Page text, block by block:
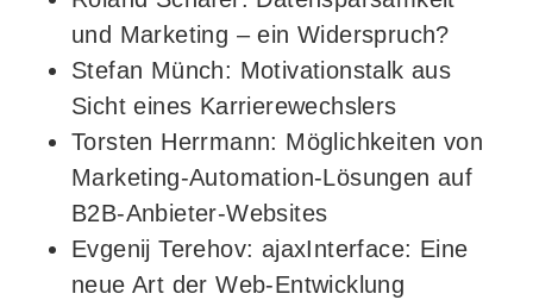
und Marketing – ein Widerspruch?
Stefan Münch: Motivationstalk aus
Sicht eines Karrierewechslers
Torsten Herrmann: Möglichkeiten von
Marketing-Automation-Lösungen auf
B2B-Anbieter-Websites
Evgenij Terehov: ajaxInterface: Eine
neue Art der Web-Entwicklung